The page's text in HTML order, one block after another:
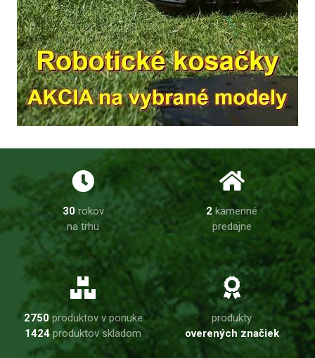
30rokov
na trhu
2 kamenné
predajne
2750produktov v ponuke
1424produktov skladom
produkty
overených značiek